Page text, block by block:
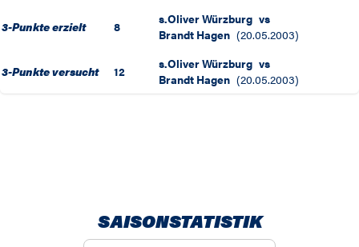
3-Punkte erzielt 8 s.Oliver Würzburg vs
Brandt Hagen (20.05.2003)
3-Punkte versucht 12 s.Oliver Würzburg vs
Brandt Hagen (20.05.2003)
SAISONSTATISTIK